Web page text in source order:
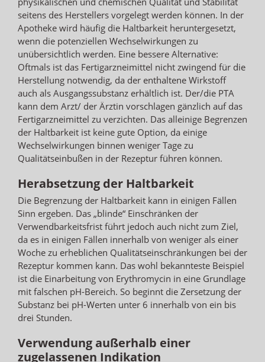
seitens des Herstellers vorgelegt werden können. In der
Apotheke wird häufig die Haltbarkeit heruntergesetzt,
wenn die potenziellen Wechselwirkungen zu
unübersichtlich werden. Eine bessere Alternative:
Oftmals ist das Fertigarzneimittel nicht zwingend für die
Herstellung notwendig, da der enthaltene Wirkstoff
auch als Ausgangssubstanz erhältlich ist. Der/die PTA
kann dem Arzt/ der Ärztin vorschlagen gänzlich auf das
Fertigarzneimittel zu verzichten. Das alleinige Begrenzen
der Haltbarkeit ist keine gute Option, da einige
Wechselwirkungen binnen weniger Tage zu
Qualitätseinbußen in der Rezeptur führen können.
Herabsetzung der Haltbarkeit
Die Begrenzung der Haltbarkeit kann in einigen Fällen
Sinn ergeben. Das „blinde“ Einschränken der
Verwendbarkeitsfrist führt jedoch auch nicht zum Ziel,
da es in einigen Fällen innerhalb von weniger als einer
Woche zu erheblichen Qualitätseinschränkungen bei der
Rezeptur kommen kann. Das wohl bekannteste Beispiel
ist die Einarbeitung von Erythromycin in eine Grundlage
mit falschen pH-Bereich. So beginnt die Zersetzung der
Substanz bei pH-Werten unter 6 innerhalb von ein bis
drei Stunden.
Verwendung außerhalb einer
zugelassenen Indikation